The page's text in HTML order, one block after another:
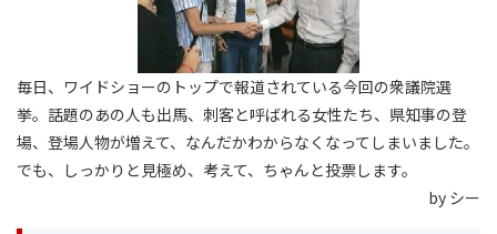
毎日、ワイドショーのトップで報道されている今回の衆議院選
挙。話題のあの人も出馬、刺客と呼ばれる女性たち、県知事の登
場、登場人物が増えて、なんだかわからなくなってしまいました。
でも、しっかりと見極め、考えて、ちゃんと投票します。
by シー